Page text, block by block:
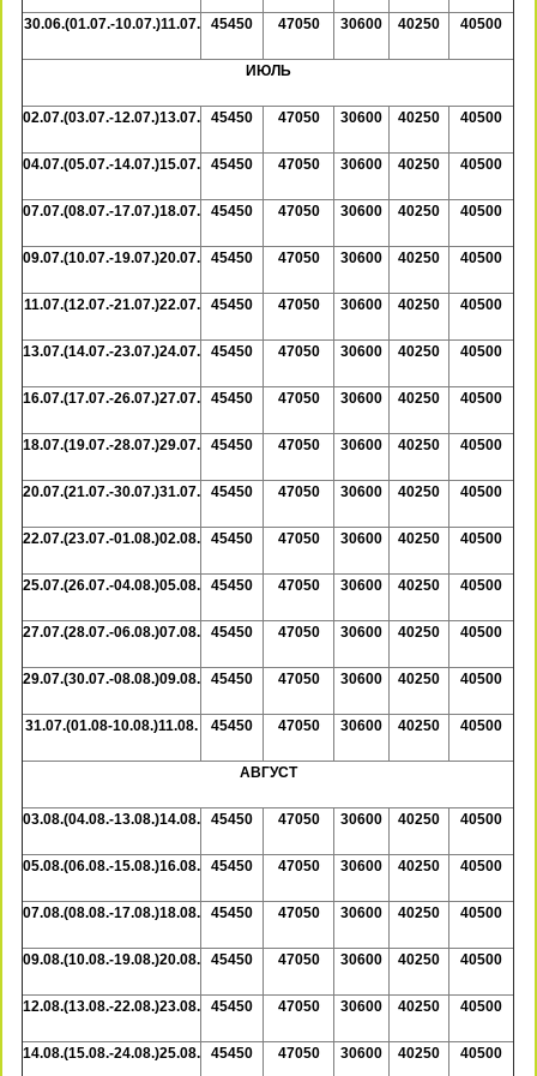
30.06.(01.07.-10.07.)11.07. 45450 47050 30600 40250 40500
ИЮЛЬ
02.07.(03.07.-12.07.)13.07. 45450 47050 30600 40250 40500
04.07.(05.07.-14.07.)15.07. 45450 47050 30600 40250 40500
07.07.(08.07.-17.07.)18.07. 45450 47050 30600 40250 40500
09.07.(10.07.-19.07.)20.07. 45450 47050 30600 40250 40500
11.07.(12.07.-21.07.)22.07. 45450 47050 30600 40250 40500
13.07.(14.07.-23.07.)24.07. 45450 47050 30600 40250 40500
16.07.(17.07.-26.07.)27.07. 45450 47050 30600 40250 40500
18.07.(19.07.-28.07.)29.07. 45450 47050 30600 40250 40500
20.07.(21.07.-30.07.)31.07. 45450 47050 30600 40250 40500
22.07.(23.07.-01.08.)02.08. 45450 47050 30600 40250 40500
25.07.(26.07.-04.08.)05.08. 45450 47050 30600 40250 40500
27.07.(28.07.-06.08.)07.08. 45450 47050 30600 40250 40500
29.07.(30.07.-08.08.)09.08. 45450 47050 30600 40250 40500
31.07.(01.08-10.08.)11.08. 45450 47050 30600 40250 40500
АВГУСТ
03.08.(04.08.-13.08.)14.08. 45450 47050 30600 40250 40500
05.08.(06.08.-15.08.)16.08. 45450 47050 30600 40250 40500
07.08.(08.08.-17.08.)18.08. 45450 47050 30600 40250 40500
09.08.(10.08.-19.08.)20.08. 45450 47050 30600 40250 40500
12.08.(13.08.-22.08.)23.08. 45450 47050 30600 40250 40500
14.08.(15.08.-24.08.)25.08. 45450 47050 30600 40250 40500